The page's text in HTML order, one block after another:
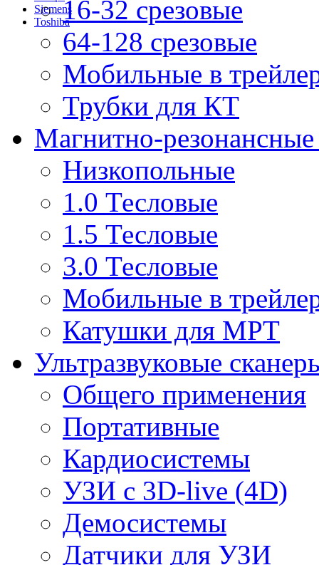
Siemens
Toshiba16-32 срезовые
64-128 срезовые
Мобильные в
Трубки для КТ
Магнитно-
Низкопольные
1.0 Тесловые
1.5 Тесловые
3.0 Тесловые
Мобильные в
Катушки для МРТ
Ультразвуковые
Общего применения
Портативные
Кардиосистемы
УЗИ с 3D-live (4D)
Демосистемы
Датчики для УЗИ